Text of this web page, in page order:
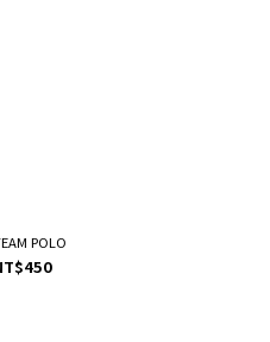
TEAM POLO